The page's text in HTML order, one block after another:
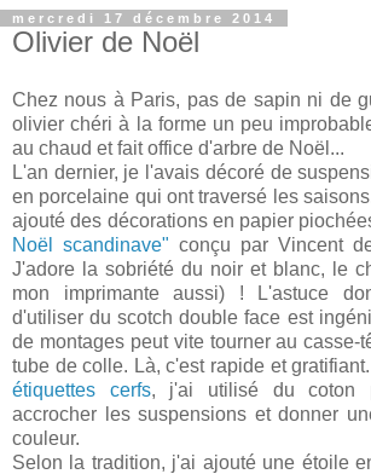
mercredi 17 décembre 2014
Olivier de Noël
Chez nous à Paris, pas de sapin ni de
olivier chéri à la forme un peu
au chaud et fait office d'arbre de Noël...
L'an dernier, je l'avais décoré de
en porcelaine qui ont traversé les
ajouté des décorations en papier
Noël scandinave" conçu par Vincent
J'adore la sobriété du noir et blanc, le
mon imprimante aussi) ! L'astuce
d'utiliser du scotch double face est
de montages peut vite tourner au casse-
tube de colle. Là, c'est rapide et
étiquettes cerfs, j'ai utilisé du coton
accrocher les suspensions et donner
couleur.
Selon la tradition, j'ai ajouté une étoile